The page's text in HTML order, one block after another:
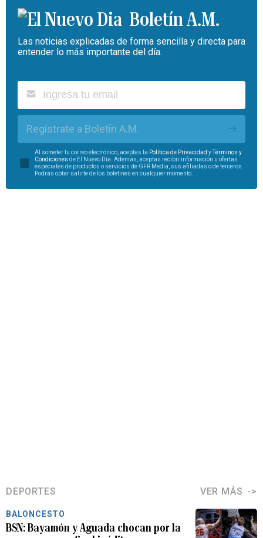
Boletín A.M.
Las noticias explicadas de forma sencilla y directa para
entender lo más importante del día.
Regístrate a Boletín A.M.
Al someter tu correo electrónico, aceptas la Política de Privacidad yTérminos y
Condiciones de El Nuevo Día. Además, aceptas recibir información u ofertas
especiales de productos o servicios de GFR Media, sus afiliadas o de terceros.
Podrás optar salirte de los boletines en cualquier momento.
DEPORTES VER MÁS
BALONCESTO
BSN: Bayamón y Aguada chocan por la